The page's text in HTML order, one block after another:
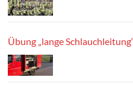
Übung „lange